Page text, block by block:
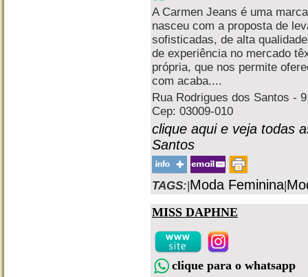
A Carmen Jeans é uma
nasceu com a proposta de
sofisticadas, de alta
de experiência no mercado
própria, que nos permite
com acaba....
Rua Rodrigues dos Santos -
Cep: 03009-010
clique aqui e veja todas
Santos
TAGS:|Moda Feminina|
MISS DAPHNE
clique para o whatsapp